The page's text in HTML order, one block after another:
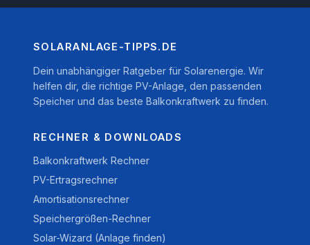
SOLARANLAGE-TIPPS.DE
Dein unabhängiger Ratgeber für Solarenergie. Wir
helfen dir, die richtige PV-Anlage, den passenden
Speicher und das beste Balkonkraftwerk zu finden.
RECHNER & DOWNLOADS
Balkonkraftwerk Rechner
PV-Ertragsrechner
Amortisationsrechner
Speichergrößen-Rechner
Solar-Wizard (Anlage finden)